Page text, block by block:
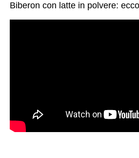
Biberon con latte in polvere: